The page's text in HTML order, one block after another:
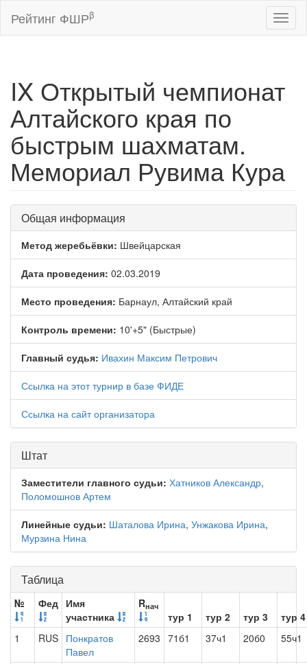
Рейтинг ФШРβ
IX Открытый чемпионат
Алтайского края по
быстрым шахматам.
Мемориал Рувима Кура
Общая информация
Метод жеребьёвки: Швейцарская
Дата проведения: 02.03.2019
Место проведения: Барнаул, Алтайский край
Контроль времени: 10'+5" (Быстрые)
Главный судья: Ивахин Максим Петрович
Ссылка на этот турнир в базе ФИДЕ
Ссылка на сайт организатора
Штат
Заместители главного судьи: Хатников Александр,
Поломошнов Артем
Линейные судьи: Шаталова Ирина, Унжакова Ирина,
Мурзина Нина
Таблица
№ Фед Имя
участника
Rнач
тур 1 тур 2 тур 3
тур 4
1
RUS Понкратов
Павел
2693 71б1 37ч1 20б0 55ч1